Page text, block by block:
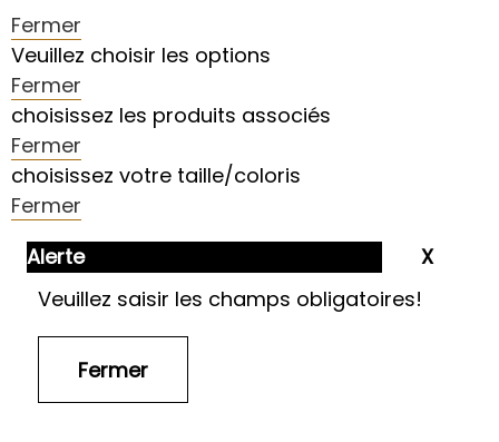
Fermer
Veuillez choisir les options
Fermer
choisissez les produits associés
Fermer
choisissez votre taille/coloris
Fermer
Alerte
Veuillez saisir les champs obligatoires!